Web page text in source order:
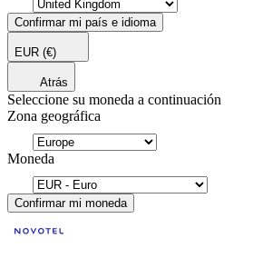
Confirmar mi país e idioma
EUR (€)
Atrás
Seleccione su moneda a continuación
Zona geográfica
Moneda
Confirmar mi moneda